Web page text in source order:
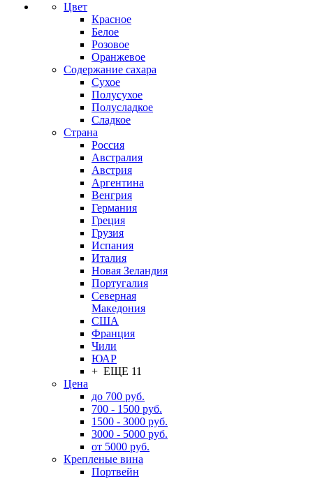
Цвет
Красное
Белое
Розовое
Оранжевое
Содержание сахара
Сухое
Полусухое
Полусладкое
Сладкое
Страна
Россия
Австралия
Австрия
Аргентина
Венгрия
Германия
Греция
Грузия
Испания
Италия
Новая Зеландия
Португалия
Северная
Македония
США
Франция
Чили
ЮАР
+ ЕЩЕ 11
Цена
до 700 руб.
700 - 1500 руб.
1500 - 3000 руб.
3000 - 5000 руб.
от 5000 руб.
Крепленые вина
Портвейн